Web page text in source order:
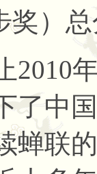
奖）
2010
了中
蝉联